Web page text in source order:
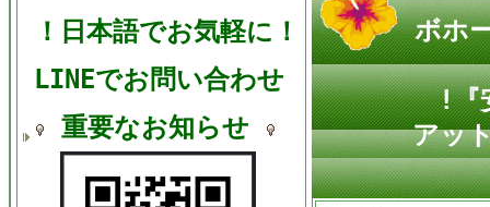
！日本語でお気軽に！
LINEでお問い合わせ
重要なお知らせ
ボホ
!『
アッ